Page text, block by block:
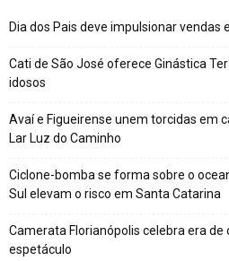
Dia dos Pais deve impulsionar vendas
Cati de São José oferece Ginástica
idosos
Avaí e Figueirense unem torcidas em
Lar Luz do Caminho
Ciclone-bomba se forma sobre o
Sul elevam o risco em Santa Catarina
Camerata Florianópolis celebra era de
espetáculo